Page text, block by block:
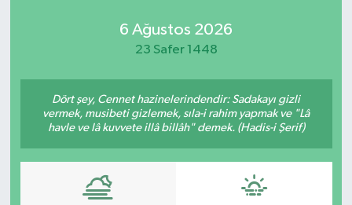
6 Ağustos 2026
23 Safer 1448
Dört şey, Cennet hazinelerindendir: Sadakayı gizli
vermek, musibeti gizlemek, sıla-i rahim yapmak ve "Lâ
havle ve lâ kuvvete illâ billâh" demek. (Hadis-i Şerif)
ŞİRKET PANO